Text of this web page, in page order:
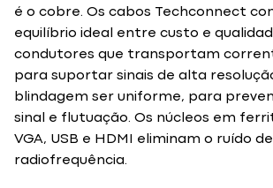
é o cobre. Os cabos Techconnect
equilíbrio ideal entre custo e
condutores que transportam
para suportar sinais de alta
blindagem ser uniforme, para
sinal e flutuação. Os núcleos em
VGA, USB e HDMI eliminam o ruído
radiofrequência.